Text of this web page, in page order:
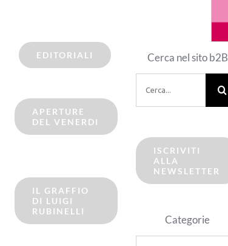
EDITORIALI
APERTURE
DEL VENERDI
IL GRAFFIO
DI LUIGI
RUBINELLI
Cerca nel sito b2B
per:
ISCRIVITI
ALLA
NEWSLETTER
Categorie